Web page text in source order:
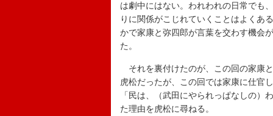
は劇中にはない。われわれの日常でも
りに関係がこじれていくことはよくあ
かで家康と弥四郎が言葉を交わす機会
た。
それを裏付けたのが、この回の家康
虎松だったが、この回では家康に仕官
「民は、（武田にやられっぱなしの
た理由を虎松に尋ねる。